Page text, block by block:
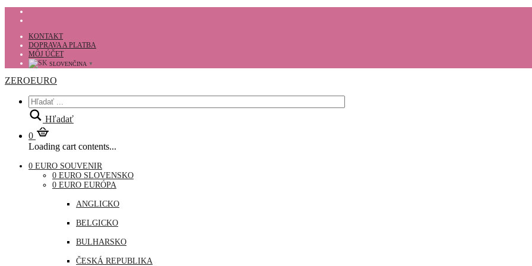
KONTAKT
DOPRAVA A PLATBA
MÔJ ÚČET
SLOVENČINA ▼
ZEROEURO
Hľadať
0
Loading cart contents...
0 EURO SOUVENIR
0 EURO SLOVENSKO
0 EURO EURÓPA
ANGLICKO
BELGICKO
BULHARSKO
ČESKÁ REPUBLIKA